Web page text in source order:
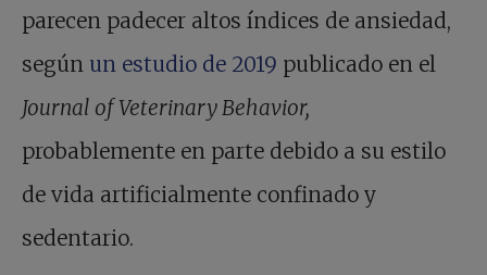
parecen padecer altos índices de ansiedad,
según un estudio de 2019 publicado en el
Journal of Veterinary Behavior,
probablemente en parte debido a su estilo
de vida artificialmente confinado y
sedentario.